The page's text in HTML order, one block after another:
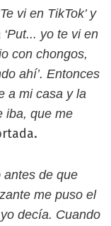
vi en TikTok’ y
yo te vi en
con chongos,
ahí’. Entonces
a mi casa y la
iba, que me
antes de que
me puso el
decía. Cuando